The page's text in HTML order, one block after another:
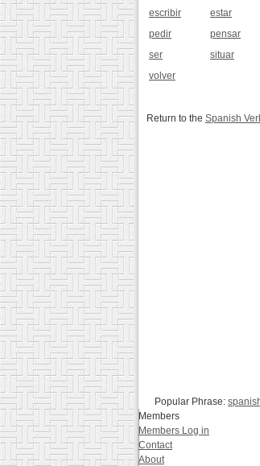
escribir
estar
pedir
pensar
ser
situar
volver
Return to the Spanish
Popular Phrase:
Members
Members Log in
Contact
About